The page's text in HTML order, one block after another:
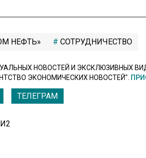
НЕФТЬ» СОТРУДНИЧЕСТВО
НОВОСТЕЙ И ЭКСКЛЮЗИВНЫХ
ЭКОНОМИЧЕСКИХ НОВОСТЕЙ".
ТЕЛЕГРАМ